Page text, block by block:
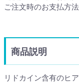
ご注文時のお支払方
商品説明
リドカイン含有のヒ